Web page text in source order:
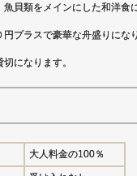
魚貝類をメインにした和洋食
円プラスで豪華な舟盛りにな
になります。
大人料金の100％